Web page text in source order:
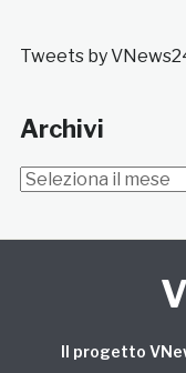
Tweets by
Archivi
Archivi
Il progetto